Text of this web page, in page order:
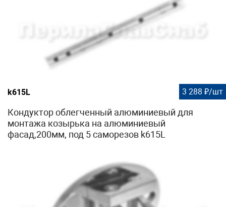
k615L 3 288 ₽/шт
Кондуктор облегченный алюминиевый для
монтажа козырька на алюминиевый
фасад,200мм, под 5 саморезов k615L